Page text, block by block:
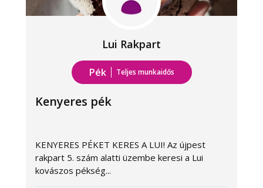
Lui Rakpart
Pék Teljes munkaidős
Kenyeres pék
KENYERES PÉKET KERES A LUI! Az újpest
rakpart 5. szám alatti üzembe keresi a Lui
kovászos pékség...